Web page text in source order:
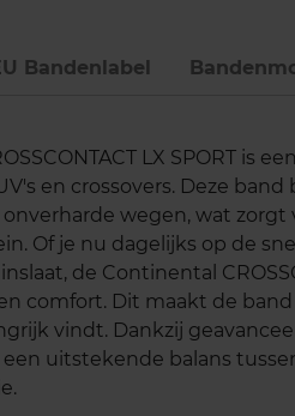
Bandenlabel
LX SPORT is
en crossovers. Deze
onverharde wegen, wat
Of je nu dagelijks op de
de Continental
comfort. Dit maakt de
vindt. Dankzij
uitstekende balans